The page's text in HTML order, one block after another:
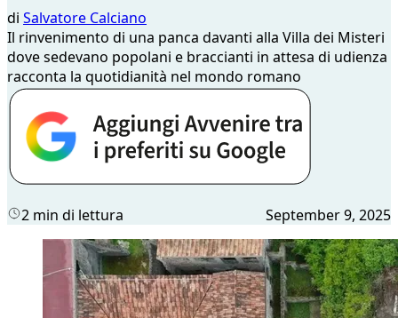
di Salvatore Calciano
Il rinvenimento di una panca davanti alla Villa dei Misteri
dove sedevano popolani e braccianti in attesa di udienza
racconta la quotidianità nel mondo romano
2 min di lettura September 9, 2025